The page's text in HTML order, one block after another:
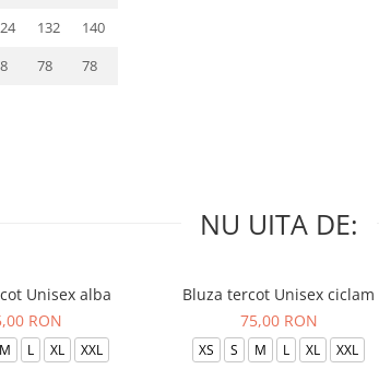
132
140
78 78
NU UITA DE:
Unisex alba
RON
M L XL XXL
Bluza tercot Unisex ciclam
75,00 RON
XS S M L XL XXL